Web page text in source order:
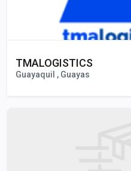
TMALOGISTICS
Guayaquil , Guayas